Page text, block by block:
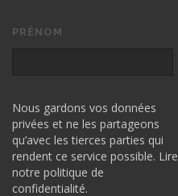
PRÉNOM
Nous gardons vos données
privées et ne les partageons
qu’avec les tierces parties qui
rendent ce service possible. Lire
notre politique de
confidentialité.